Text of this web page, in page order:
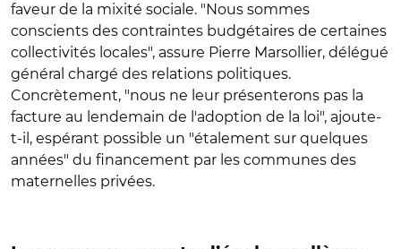
faveur de la mixité sociale. "Nous sommes
conscients des contraintes budgétaires de certaines
collectivités locales", assure Pierre Marsollier, délégué
général chargé des relations politiques.
Concrètement, "nous ne leur présenterons pas la
facture au lendemain de l'adoption de la loi", ajoute-
t-il, espérant possible un "étalement sur quelques
années" du financement par les communes des
maternelles privées.